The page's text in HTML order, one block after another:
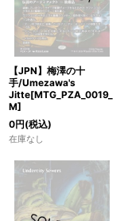
【JPN】梅澤の十
手/Umezawa's
Jitte[MTG_PZA_0019_
M]
0円(税込)
在庫なし